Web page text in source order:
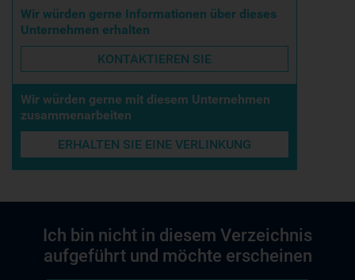
Wir würden gerne Informationen über dieses
Unternehmen erhalten
KONTAKTIEREN SIE
Wir würden gerne mit diesem Unternehmen
zusammenarbeiten
ERHALTEN SIE EINE VERLINKUNG
Ich bin nicht in diesem Verzeichnis
aufgeführt und möchte erscheinen